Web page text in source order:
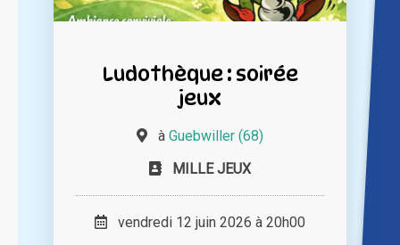
Ludothèque : soirée
jeux
à Guebwiller (68)
MILLE JEUX
vendredi 12 juin 2026 à 20h00